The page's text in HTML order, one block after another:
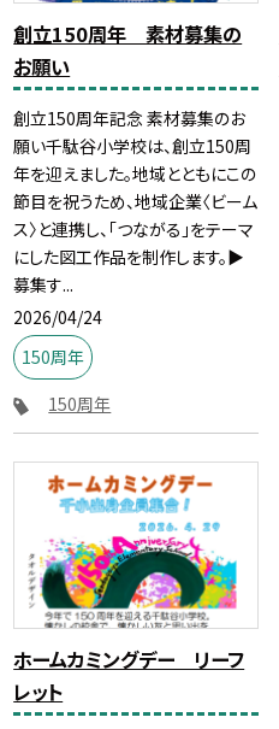
創立150周年 素材募集の
お願い
創立150周年記念 素材募集のお
願い千駄谷小学校は、創立150周
年を迎えました。地域とともにこの
節目を祝うため、地域企業〈ビーム
ス〉と連携し、「つながる」をテーマ
にした図工作品を制作します。▶
募集す...
2026/04/24
150周年
150周年
ホームカミングデー リーフ
レット